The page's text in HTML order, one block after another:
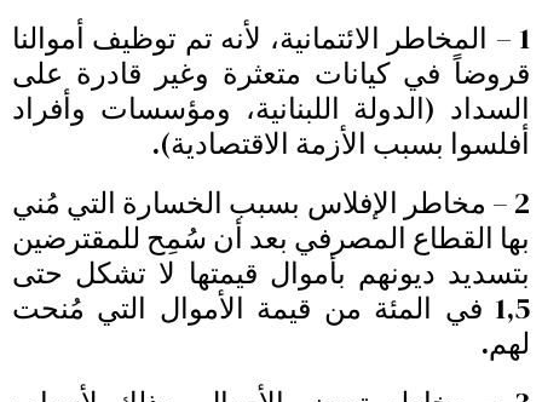
1 – المخاطر الائتمانية، لأنه تم توظيف أموالنا
قروضاً في كيانات متعثرة وغير قادرة على
السداد (الدولة اللبنانية، ومؤسسات وأفراد
أفلسوا بسبب الأزمة الاقتصادية).
2 – مخاطر الإفلاس بسبب الخسارة التي مُني
بها القطاع المصرفي بعد أن سُمِح للمقترضين
بتسديد ديونهم بأموال قيمتها لا تشكل حتى
1,5 في المئة من قيمة الأموال التي مُنحت
لهم.